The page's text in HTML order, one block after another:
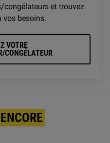
congélateurs et trouvez
vos besoins.
VOTRE
CONGÉLATEUR